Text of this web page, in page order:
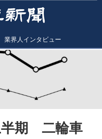
業界人インタビュー
半期 二輪車